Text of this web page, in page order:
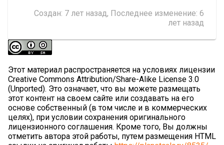
Создан: 7 лет назад, Последнее изменение: 6
лет назад
Этот материал распространяется на условиях лицензии
Creative Commons Attribution/Share-Alike License 3.0
(Unported). Это означает, что вы можете размещать
этот контент на своем сайте или создавать на его
основе собственный (в том числе и в коммерческих
целях), при условии сохранения оригинального
лицензионного соглашения. Кроме того, Вы должны
отметить автора этой работы, путем размещения HTML